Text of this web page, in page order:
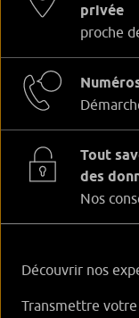
privée
proche
Tout
des
Nos
Découvrir nos
Transmettre